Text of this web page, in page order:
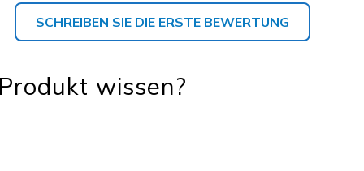
SCHREIBEN SIE DIE ERSTE BEWERTUNG
wissen?